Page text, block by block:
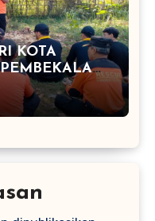
KOTA
KUNCIRAN